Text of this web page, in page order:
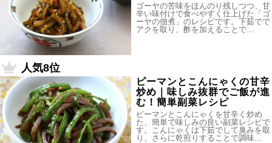
ゴーヤの苦味をほんのり残しつつ、甘
辛い味付けで食べやすく仕上げた「ゴ
ーヤの佃煮」のレシピです。下茹でで
アクを取り、酢を加えることで…
人気8位
ピーマンとこんにゃくの甘辛
炒め｜味しみ抜群でご飯が進
む！簡単副菜レシピ
ピーマンとこんにゃくを甘辛く炒め
た、簡単で味しみの良い副菜レシピで
す。こんにゃくは下茹でして臭みを取
り、さらに乾煎りすることで調味…